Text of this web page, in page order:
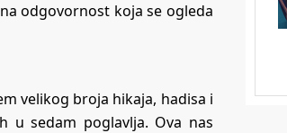
odgovornost koja se ogleda
velikog broja hikaja, hadisa i
u sedam poglavlja. Ova nas